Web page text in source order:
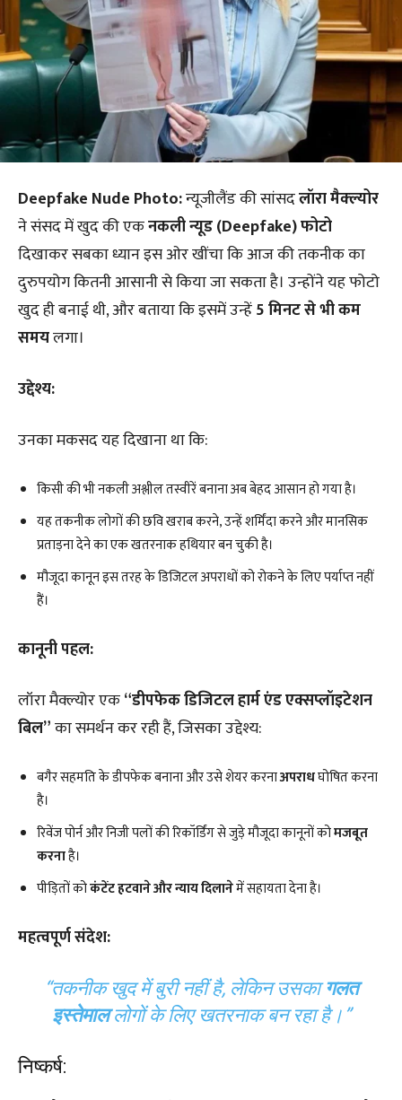
Deepfake Nude Photo:न्यूजीलैंड की सांसदलॉरा मैक्ल्योर
ने संसद में खुद की एकनकली न्यूड (Deepfake) फोटो
दिखाकर सबका ध्यान इस ओर खींचा कि आज की तकनीक का
दुरुपयोग कितनी आसानी से किया जा सकता है। उन्होंने यह फोटो
खुद ही बनाई थी, और बताया कि इसमें उन्हें5 मिनट से भी कम
समयलगा।
उद्देश्य:
उनका मकसद यह दिखाना था कि:
किसी की भी नकली अश्लील तस्वीरें बनाना अब बेहद आसान हो गया है।
यह तकनीक लोगों की छवि खराब करने, उन्हें शर्मिंदा करने और मानसिक
प्रताड़ना देने का एक खतरनाक हथियार बन चुकी है।
मौजूदा कानून इस तरह के डिजिटल अपराधों को रोकने के लिए पर्याप्त नहीं
हैं।
कानूनी पहल:
लॉरा मैक्ल्योर एक“डीपफेक डिजिटल हार्म एंड एक्सप्लॉइटेशन
बिल”का समर्थन कर रही हैं, जिसका उद्देश्य:
बगैर सहमति के डीपफेक बनाना और उसे शेयर करनाअपराधघोषित करना
है।
रिवेंज पोर्न और निजी पलों की रिकॉर्डिंग से जुड़े मौजूदा कानूनों कोमजबूत
करनाहै।
पीड़ितों कोकंटेंट हटवाने और न्याय दिलानेमें सहायता देना है।
महत्वपूर्ण संदेश:
“तकनीक खुद में बुरी नहीं है, लेकिन उसकागलत
इस्तेमाललोगों के लिए खतरनाक बन रहा है।”
निष्कर्ष: